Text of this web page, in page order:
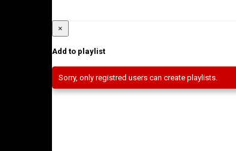
×
Add to playlist
Sorry, only registred users can create playlists.